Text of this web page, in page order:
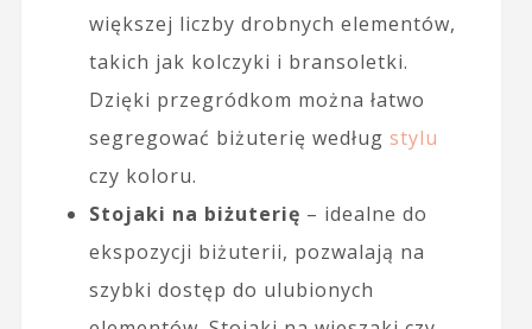
większej liczby drobnych elementów,
takich jak kolczyki i bransoletki.
Dzięki przegródkom można łatwo
segregować biżuterię według stylu
czy koloru.
Stojaki na biżuterię – idealne do
ekspozycji biżuterii, pozwalają na
szybki dostęp do ulubionych